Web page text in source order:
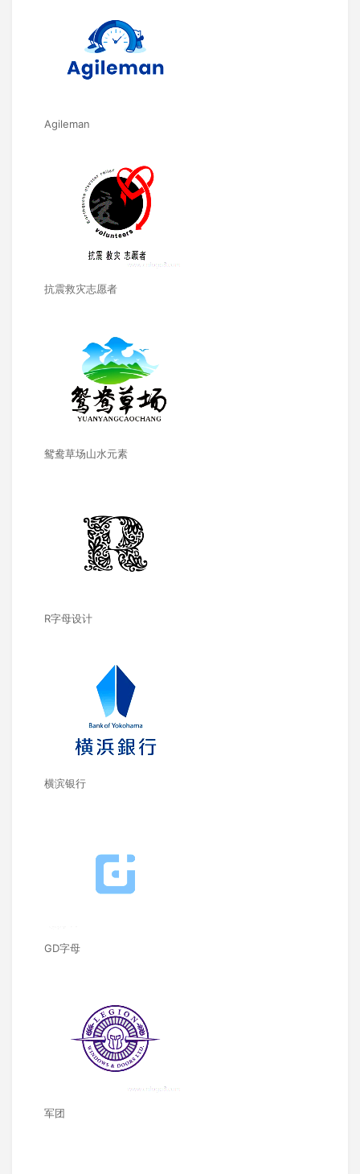
Agileman
抗震救灾志愿者
鸳鸯草场山水元素
R字母设计
横滨银行
GD字母
军团